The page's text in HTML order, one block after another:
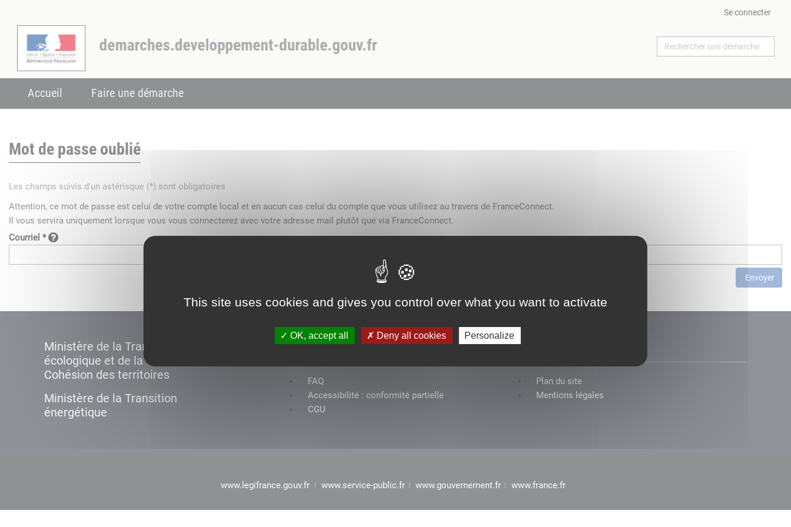
This site uses cookies and gives you control over what you want to activate
OK, accept all Deny all cookies Personalize
Se connecter
Accueil Faire une démarche
Mot de passe oublié
Les champs suivis d'un astérisque (*) sont obligatoires
Attention, ce mot de passe est celui de votre compte local et en aucun cas celui du compte que vous utilisez au travers de FranceConnect.
Il vous servira uniquement lorsque vous vous connecterez avec votre adresse mail plutôt que via FranceConnect.
Courriel *
Envoyer
Ministère de la Transition
écologique et de la
Cohésion des territoires
Ministère de la Transition
énergétique
FAQ
Plan du site
Accessibilité : conformité partielle
Mentions légales
CGU
www.legifrance.gouv.fr www.service-public.fr www.gouvernement.fr www.france.fr